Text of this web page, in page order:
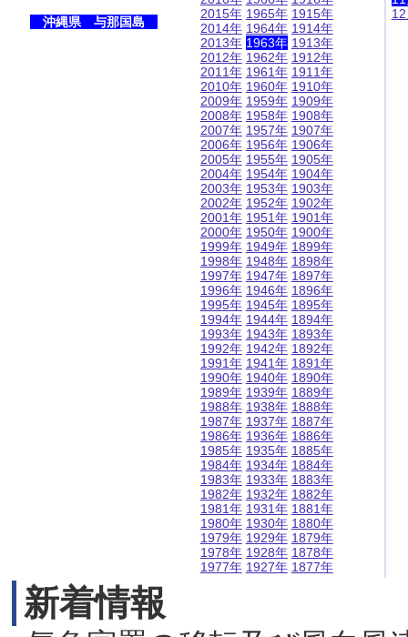
沖縄県 与那国島
2015年
2014年
2013年
2012年
2011年
2010年
2009年
2008年
2007年
2006年
2005年
2004年
2003年
2002年
2001年
2000年
1999年
1998年
1997年
1996年
1995年
1994年
1993年
1992年
1991年
1990年
1989年
1988年
1987年
1986年
1985年
1984年
1983年
1982年
1981年
1980年
1979年
1978年
1977年
1965年
1964年
1963年
1962年
1961年
1960年
1959年
1958年
1957年
1956年
1955年
1954年
1953年
1952年
1951年
1950年
1949年
1948年
1947年
1946年
1945年
1944年
1943年
1942年
1941年
1940年
1939年
1938年
1937年
1936年
1935年
1934年
1933年
1932年
1931年
1930年
1929年
1928年
1927年
1915年
1914年
1913年
1912年
1911年
1910年
1909年
1908年
1907年
1906年
1905年
1904年
1903年
1902年
1901年
1900年
1899年
1898年
1897年
1896年
1895年
1894年
1893年
1892年
1891年
1890年
1889年
1888年
1887年
1886年
1885年
1884年
1883年
1882年
1881年
1880年
1879年
1878年
1877年
新着情報